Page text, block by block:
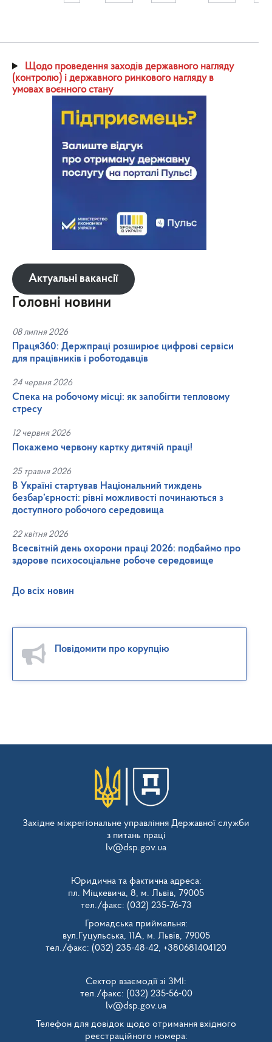
Щодо проведення заходів державного нагляду
(контролю) і державного ринкового нагляду в
умовах воєнного стану
Актуальні вакансії
Головні новини
08 липня 2026
Праця360: Держпраці розширює цифрові сервіси
для працівників і роботодавців
24 червня 2026
Спека на робочому місці: як запобігти тепловому
стресу
12 червня 2026
Покажемо червону картку дитячій праці!
25 травня 2026
В Україні стартував Національний тиждень
безбар’єрності: рівні можливості починаються з
доступного робочого середовища
22 квітня 2026
Всесвітній день охорони праці 2026: подбаймо про
здорове психосоціальне робоче середовище
До всіх новин
Повідомити про корупцію
Західне міжрегіональне управління Державної служби
з питань праці
lv@dsp.gov.ua
Юридична та фактична адреса:
пл. Міцкевича, 8, м. Львів, 79005
тел./факс: (032) 235-76-73
Громадська приймальня:
вул.Гуцульська, 11А, м. Львів, 79005
тел./факс: (032) 235-48-42, +380681404120
Сектор взаємодії зі ЗМІ:
тел./факс: (032) 235-56-00
lv@dsp.gov.ua
Телефон для довідок щодо отримання вхідного
реєстраційного номера: